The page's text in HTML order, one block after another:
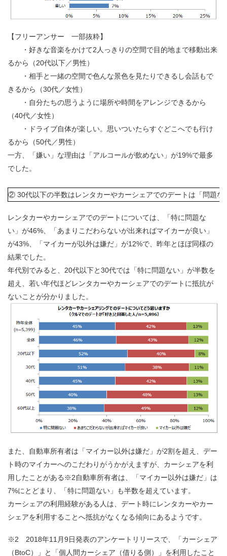
【フリーアンサー 一部抜粋】
・好きな音楽をかけて2人っきりの空間で目的地まで移動出来
るから（20代以下／男性）
・相手と一緒の空間で色んな景色を見たりできるし会話もで
きるから（30代／女性）
・自分たちの思うように場所や時間をアレンジできるから
（40代／女性）
・ドライブ自体が楽しい。思いついたらすぐどこへでも行け
るから（50代／男性）
一方、「嫌い」な理由は「アルコールが飲めない」が19%で最多
でした。
② 30代以下の半数はレンタカーやカーシェアでのデートは「問題な
レンタカーやカーシェアでのデートについては、「特に問題な
い」が46%、「あまりこだわらないが出来ればマイカーが良い」
が43%、「マイカーが以外は嫌だ」が12%で、昨年とほぼ同様の
結果でした。
年代別でみると、20代以下と30代では「特に問題ない」が半数を
超え、若い年代ほどレンタカーやカーシェアでのデートに抵抗が
ないことが分かりました。
また、自動車所有者は「マイカー以外は嫌だ」が2割を超え、デー
ト時のマイカーへのこだわりがうかがえますが、カーシェアを利
用したことがある※2自動車所有者は、「マイカー以外は嫌だ」は
7%にとどまり、「特に問題ない」も半数を超えています。
カーシェアの利用経験がある人は、デート時にレンタカーやカー
シェアを利用することへ抵抗がなくなる傾向にあるようです。
※2 2018年11月9日発表のアンケートリリースで、「カーシェア
（BtoC）」と「個人間カーシェア（借りる側）」を利用したこと